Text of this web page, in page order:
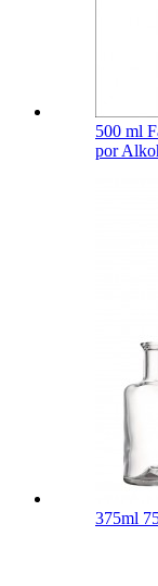
500 ml
por
375ml